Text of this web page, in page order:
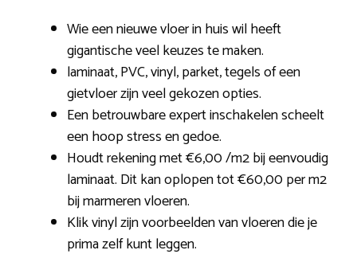
Wie een nieuwe vloer in huis wil heeft
gigantische veel keuzes te maken.
laminaat, PVC, vinyl, parket, tegels of een
gietvloer zijn veel gekozen opties.
Een betrouwbare expert inschakelen scheelt
een hoop stress en gedoe.
Houdt rekening met €6,00 /m2 bij eenvoudig
laminaat. Dit kan oplopen tot €60,00 per m2
bij marmeren vloeren.
Klik vinyl zijn voorbeelden van vloeren die je
prima zelf kunt leggen.